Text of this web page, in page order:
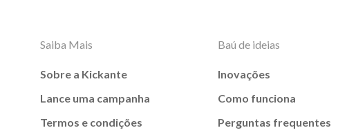
Saiba Mais
Sobre a Kickante
Lance uma campanha
Termos e condições
Baú de ideias
Inovações
Como funciona
Perguntas frequentes